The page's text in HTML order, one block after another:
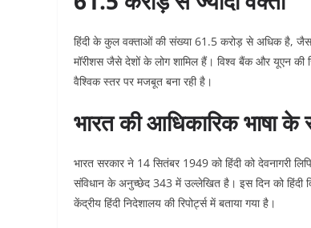
हिंदी के कुल वक्ताओं की संख्या 61.5 करोड़ से अधिक है,
मॉरीशस जैसे देशों के लोग शामिल हैं। विश्व बैंक और यूएन की
वैश्विक स्तर पर मजबूत बना रही है।
भारत की आधिकारिक भाषा
भारत सरकार ने 14 सितंबर 1949 को हिंदी को देवनागरी
संविधान के अनुच्छेद 343 में उल्लेखित है। इस दिन को हिंदी
केंद्रीय हिंदी निदेशालय की रिपोर्ट्स में बताया गया है।